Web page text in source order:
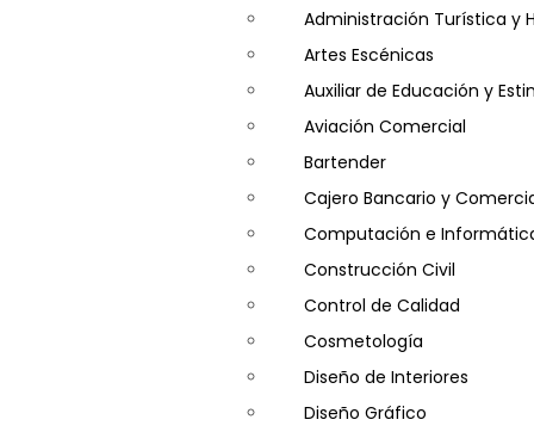
Seguridad
Administración Turística y
Artes Escénicas
Auxiliar de Educación y
Aviación Comercial
Bartender
Cajero Bancario y
Computación e
Construcción Civil
Control de Calidad
Cosmetología
Diseño de Interiores
Diseño Gráfico